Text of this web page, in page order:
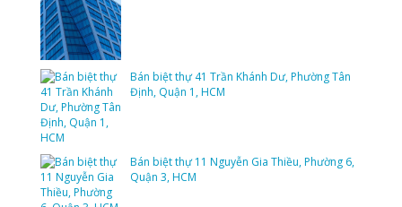
Bán biệt thự 41 Trần Khánh Dư, Phường Tân
Định, Quận 1, HCM
Bán biệt thự 11 Nguyễn Gia Thiều, Phường 6,
Quận 3, HCM